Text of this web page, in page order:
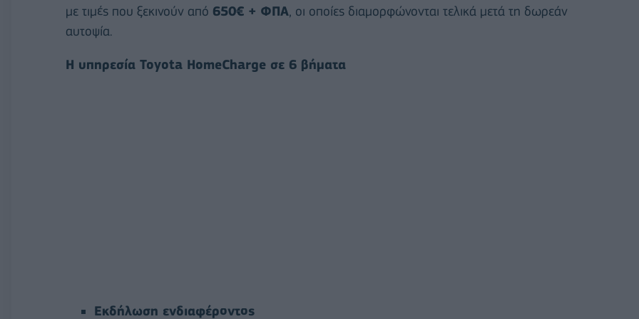
με τιμές που ξεκινούν από 650€ + ΦΠΑ , οι οποίες διαμορφώνονται τελικά μετά τη δωρεάν
αυτοψία.
Η υπηρεσία Toyota HomeCharge σε 6 βήματα
Εκδήλωση ενδιαφέροντος